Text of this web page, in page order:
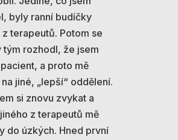
byly ranní budíčky
terapeutů. Potom se
tým rozhodl, že jsem
a proto mě
jiné, „lepší“ oddělení.
si znovu zvykat a
z terapeutů mě
do úzkých. Hned první